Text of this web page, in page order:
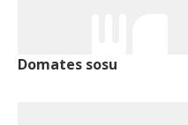
Domates sosu